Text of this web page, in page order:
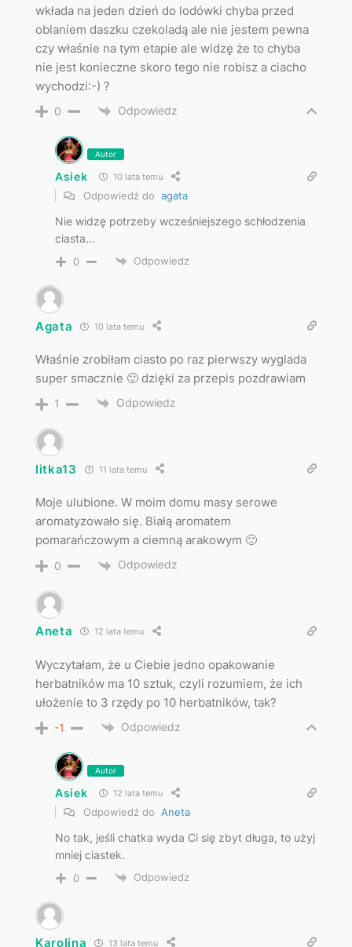
wkłada na jeden dzień do lodówki chyba przed
oblaniem daszku czekoladą ale nie jestem pewna
czy właśnie na tym etapie ale widzę że to chyba
nie jest konieczne skoro tego nie robisz a ciacho
wychodzi:-) ?
0 Odpowiedz
Autor
Asiek 10 lata temu
Odpowiedź do agata
Nie widzę potrzeby wcześniejszego schłodzenia
ciasta…
0 Odpowiedz
Agata 10 lata temu
Właśnie zrobiłam ciasto po raz pierwszy wyglada
super smacznie 🙂 dzięki za przepis pozdrawiam
1 Odpowiedz
litka13 11 lata temu
Moje ulubione. W moim domu masy serowe
aromatyzowało się. Białą aromatem
pomarańczowym a ciemną arakowym 🙂
0 Odpowiedz
Aneta 12 lata temu
Wyczytałam, że u Ciebie jedno opakowanie
herbatników ma 10 sztuk, czyli rozumiem, że ich
ułożenie to 3 rzędy po 10 herbatników, tak?
-1 Odpowiedz
Autor
Asiek 12 lata temu
Odpowiedź do Aneta
No tak, jeśli chatka wyda Ci się zbyt długa, to użyj
mniej ciastek.
0 Odpowiedz
Karolina 13 lata temu